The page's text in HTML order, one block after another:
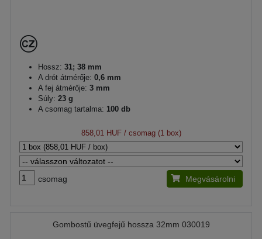
Hossz: 31; 38 mm
A drót átmérője: 0,6 mm
A fej átmérője: 3 mm
Súly: 23 g
A csomag tartalma: 100 db
858,01 HUF/ csomag (1 box)
csomag Megvásárolni
Gombostű üvegfejű hossza 32mm 030019